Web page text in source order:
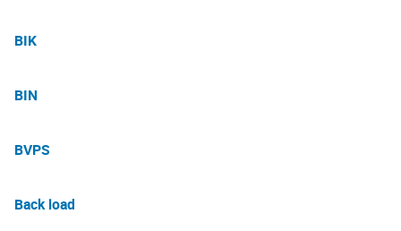
BIK
BIN
BVPS
Back load